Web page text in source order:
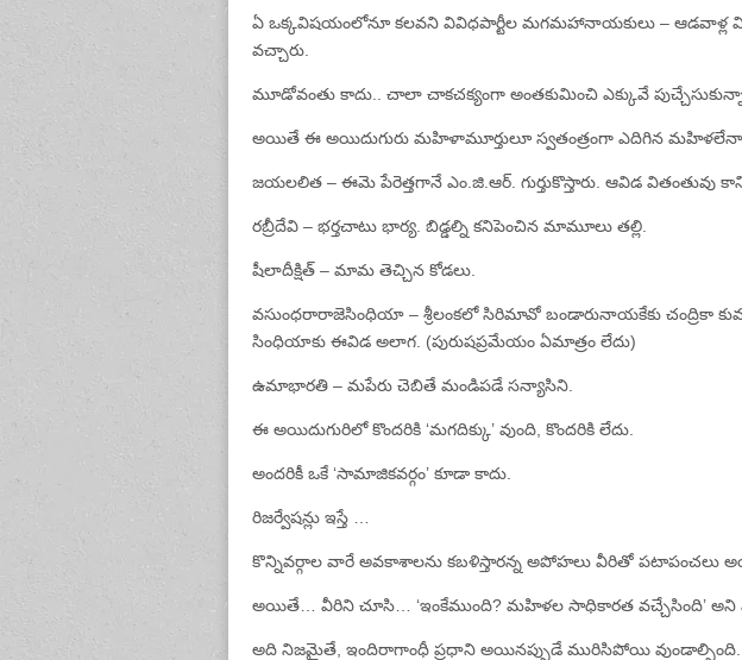
ఏ ఒక్కవిషయంలోనూ కలవని వివిధపార్టీల మగమహానాయకులు –
వచ్చారు.
మూడోవంతు కాదు.. చాలా చాకచక్యంగా అంతకుమించి ఎక్కువే
అయితే ఈ అయిదుగురు మహిళామూర్తులూ స్వతంత్రంగా ఎదిగిన
జయలలిత – ఈమె పేరెత్తగానే ఎం.జి.ఆర్‌. గుర్తుకొస్తారు. ఆవిడ వితంతువు
రబ్రీదేవి – భర్తచాటు భార్య. బిడ్డల్ని కనిపెంచిన మామూలు తల్లి.
షీలాదీక్షిత్‌ – మామ తెచ్చిన కోడలు.
వసుంధరారాజెసింధియా – శ్రీలంకలో సిరిమావో బండారునాయకేకు చంద్రికా
సింధియాకు ఈవిడ అలాగ. (పురుషప్రమేయం ఏమాత్రం లేదు)
ఉమాభారతి – మపేరు చెబితే మండిపడే సన్యాసిని.
ఈ అయిదుగురిలో కొందరికి ‘మగదిక్కు’ వుంది, కొందరికి లేదు.
అందరికీ ఒకే ‘సామాజికవర్గం’ కూడా కాదు.
రిజర్వేషన్లు ఇస్తే …
కొన్నివర్గాల వారే అవకాశాలను కబళిస్తారన్న అపోహలు వీరితో
అయితే… వీరిని చూసి… ‘ఇంకేముంది? మహిళల సాధికారత వచ్చేసింది’ అని
అది నిజమైతే, ఇందిరాగాంధీ ప్రధాని అయినప్పుడే మురిసిపోయి వుండాల్సింది.